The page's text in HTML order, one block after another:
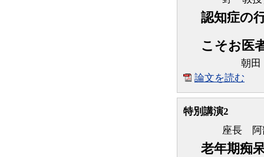
認知症の
こそお医
朝
論文を読む
特別講演2
座長
老年期痴